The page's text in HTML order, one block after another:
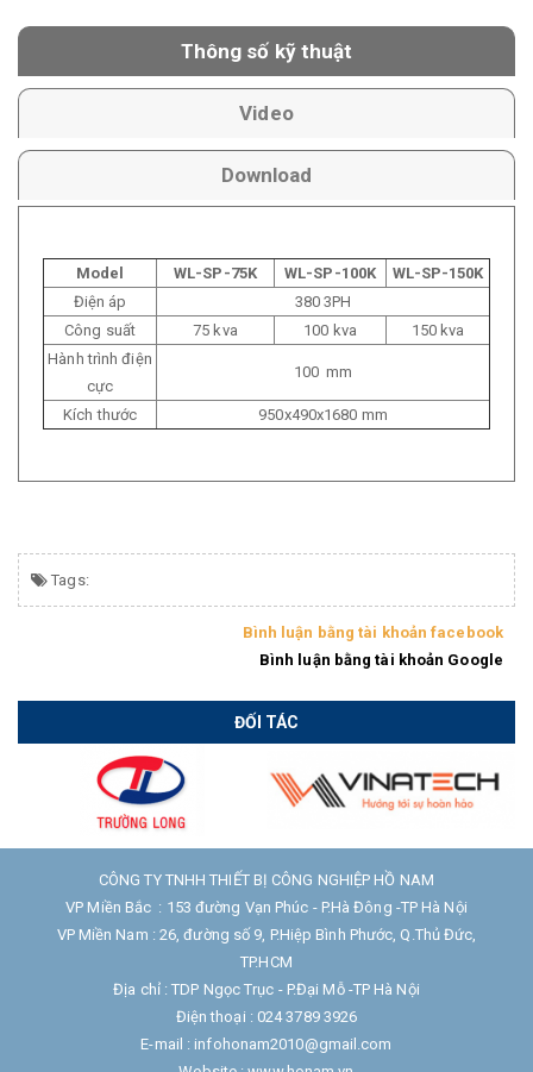
Thông số kỹ thuật
Video
Download
Model WL-SP-75K WL-SP-100K
WL-SP-150K
Điện áp
380 3PH
Công suất
75 kva 100 kva
150 kva
Hành trình điện
cực
100 mm
Kích thước 950x490x1680 mm
Tags:
Bình luận bằng tài khoản facebook
Bình luận bằng tài khoản Google
ĐỐI TÁC
CÔNG TY TNHH THIẾT BỊ CÔNG NGHIỆP HỒ NAM
VP Miền Bắc : 153 đường Vạn Phúc - P.Hà Đông -TP Hà Nội
VP Miền Nam : 26, đường số 9, P.Hiệp Bình Phước, Q.Thủ Đức,
TP.HCM
Địa chỉ : TDP Ngọc Trục - P.Đại Mỗ -TP Hà Nội
Điện thoại : 024 3789 3926
E-mail : infohonam2010@gmail.com